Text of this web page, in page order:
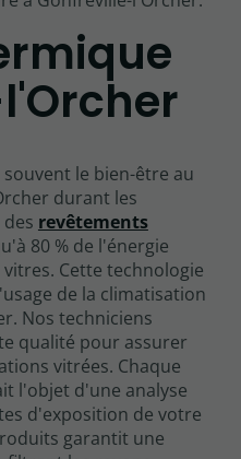
le bien-être au
durant les
revêtements
80 % de l'énergie
Cette technologie
de la climatisation
Nos techniciens
qualité pour assurer
vitrées. Chaque
l'objet d'une analyse
d'exposition de votre
garantit une